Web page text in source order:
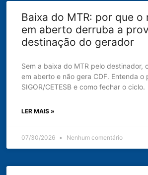
Baixa do MTR: por que o
em aberto derruba a
destinação do gerador
Sem a baixa do MTR pelo destinador,
em aberto e não gera CDF. Entenda o
SIGOR/CETESB e como fechar o ciclo.
LER MAIS »
07/30/2026 Nenhum comentário